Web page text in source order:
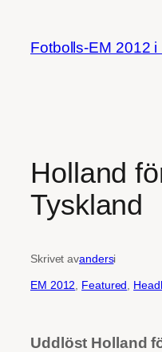
innehåll
Fotbolls-EM 2012
Holland
Tyskland
Skrivet avandersi
EM 2012 Featured
Uddlöst Holland